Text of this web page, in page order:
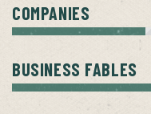
COMPANIES
BUSINESS FABLES